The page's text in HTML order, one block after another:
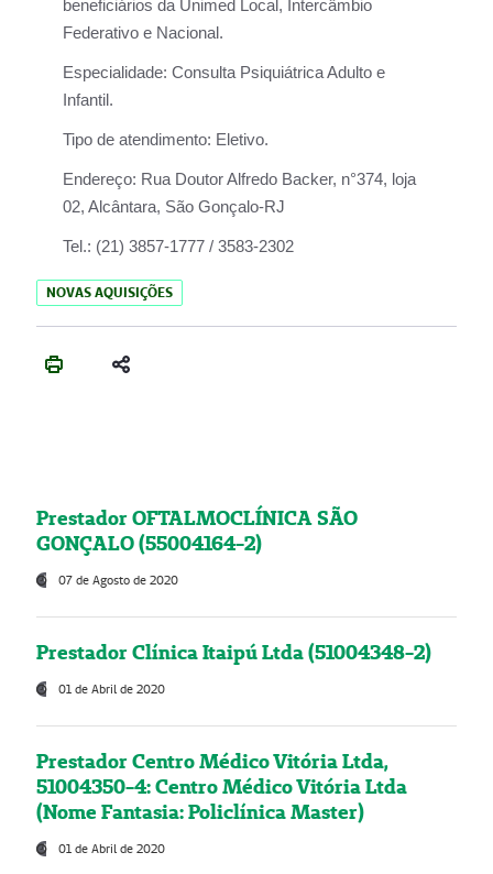
beneficiários da Unimed Local, Intercâmbio
Federativo e Nacional.
Especialidade: Consulta Psiquiátrica Adulto e
Infantil.
Tipo de atendimento: Eletivo.
Endereço: Rua Doutor Alfredo Backer, n°374, loja
02, Alcântara, São Gonçalo-RJ
Tel.: (21) 3857-1777 / 3583-2302
NOVAS AQUISIÇÕES
Prestador OFTALMOCLÍNICA SÃO
GONÇALO (55004164-2)
07 de Agosto de 2020
Prestador Clínica Itaipú Ltda (51004348-2)
01 de Abril de 2020
Prestador Centro Médico Vitória Ltda,
51004350-4: Centro Médico Vitória Ltda
(Nome Fantasia: Policlínica Master)
01 de Abril de 2020